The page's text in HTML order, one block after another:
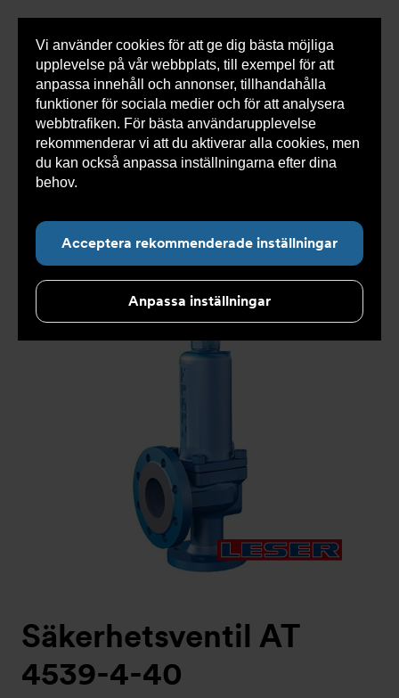
Vi använder cookies för att ge dig bästa möjliga
upplevelse på vår webbplats, till exempel för att
anpassa innehåll och annonser, tillhandahålla
funktioner för sociala medier och för att analysera
webbtrafiken. För bästa användarupplevelse
rekommenderar vi att du aktiverar alla cookies, men
du kan också anpassa inställningarna efter dina
behov.
Acceptera rekommenderade inställningar
Anpassa inställningar
0 varorSnabborder
Du
här:
Armatec > Produkter > Tryckavsäkring
>
Industriella säkerhetsventiler
> High performance
>
Säkerhetsventil AT 4539-
>
Säkerhetsventil AT 4539-4-
Säkerhetsventil AT
4539-4-40